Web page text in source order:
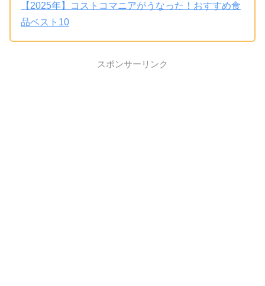
【2025年】コストコマニアがうなった！おすすめ食
品ベスト10
スポンサーリンク